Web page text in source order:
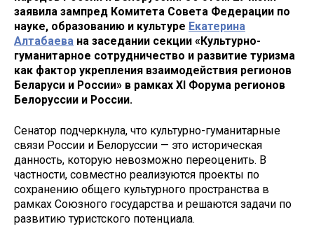
заявила зампред Комитета Совета Федерации по
науке, образованию и культуре Екатерина
Алтабаева на заседании секции «Культурно-
гуманитарное сотрудничество и развитие туризма
как фактор укрепления взаимодействия регионов
Беларуси и России» в рамках XI Форума регионов
Белоруссии и России.
Сенатор подчеркнула, что культурно-гуманитарные
связи России и Белоруссии — это историческая
данность, которую невозможно переоценить. В
частности, совместно реализуются проекты по
сохранению общего культурного пространства в
рамках Союзного государства и решаются задачи по
развитию туристского потенциала.